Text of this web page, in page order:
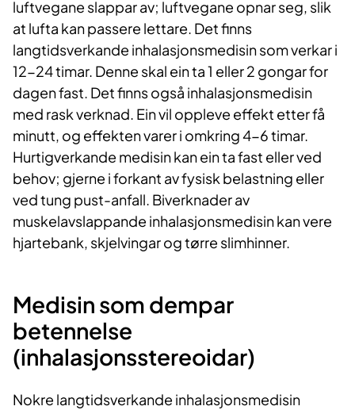
luftvegane slappar av; luftvegane opnar seg, slik
at lufta kan passere lettare. Det finns
langtidsverkande inhalasjonsmedisin som verkar i
12-24 timar. Denne skal ein ta 1 eller 2 gongar for
dagen fast. Det finns også inhalasjonsmedisin
med rask verknad. Ein vil oppleve effekt etter få
minutt, og effekten varer i omkring 4-6 timar.
Hurtigverkande medisin kan ein ta fast eller ved
behov; gjerne i forkant av fysisk belastning eller
ved tung pust-anfall. Biverknader av
muskelavslappande inhalasjonsmedisin kan vere
hjartebank, skjelvingar og tørre slimhinner.
Medisin som dempar
betennelse
(inhalasjonsstereoidar)
Nokre langtidsverkande inhalasjonsmedisin